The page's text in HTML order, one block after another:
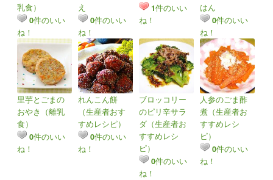
乳食）
0件のいい
ね！
え
0件のいい
ね！
1件のいい
ね！
はん
0件のいい
ね！
里芋とごまの
おやき（離乳
食）
0件のいい
ね！
れんこん餅
（生産者おす
すめレシピ）
0件のいい
ね！
ブロッコリー
のピリ辛サラ
ダ（生産者お
すすめレシ
ピ）
0件のいい
ね！
人参のごま酢
煮（生産者お
すすめレシ
ピ）
0件のいい
ね！